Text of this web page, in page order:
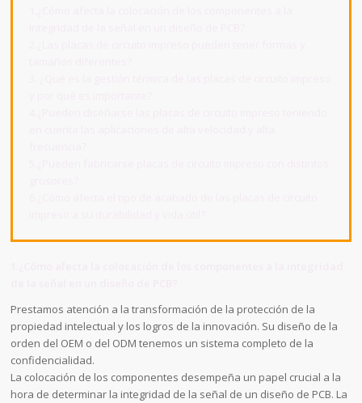
Prestamos atención a la transformación de la protección de la
propiedad intelectual y los logros de la innovación. Su diseño de la
orden del OEM o del ODM tenemos un sistema completo de la
confidencialidad.
La colocación de los componentes desempeña un papel crucial a la
hora de determinar la integridad de la señal de un diseño de PCB. La